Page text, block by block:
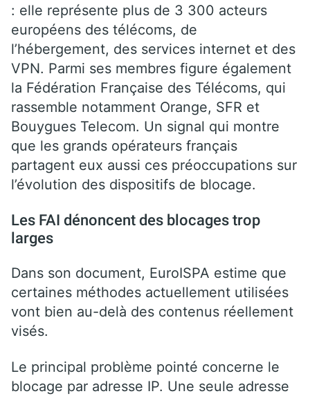
: elle représente plus de 3 300 acteurs
européens des télécoms, de
l’hébergement, des services internet et des
VPN. Parmi ses membres figure également
la Fédération Française des Télécoms, qui
rassemble notamment Orange, SFR et
Bouygues Telecom. Un signal qui montre
que les grands opérateurs français
partagent eux aussi ces préoccupations sur
l’évolution des dispositifs de blocage.
Les FAI dénoncent des blocages trop
larges
Dans son document, EuroISPA estime que
certaines méthodes actuellement utilisées
vont bien au-delà des contenus réellement
visés.
Le principal problème pointé concerne le
blocage par adresse IP. Une seule adresse